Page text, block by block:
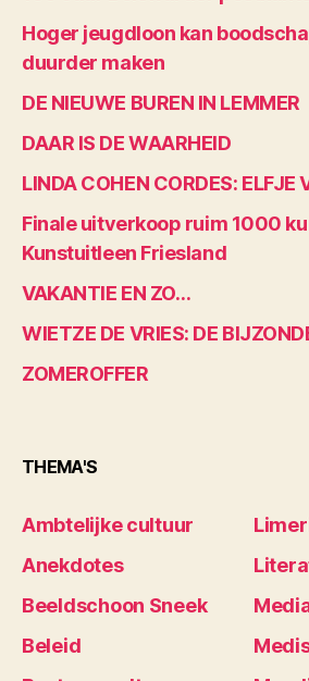
Hoger jeugdloon kan
duurder maken
DE NIEUWE BUREN IN LEMMER
DAAR IS DE WAARHEID
LINDA COHEN CORDES: ELFJE
Finale uitverkoop ruim 1000
Kunstuitleen Friesland
VAKANTIE EN ZO…
WIETZE DE VRIES: DE
ZOMEROFFER
THEMA'S
Ambtelijke cultuur
Anekdotes
Beeldschoon Sneek
Beleid